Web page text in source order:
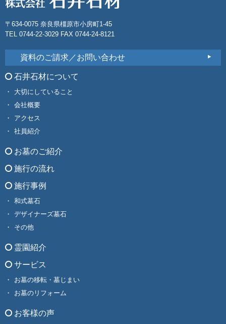
〒634-0075 奈良県橿原市小房町1-45
TEL 0744-22-3029 FAX 0744-24-8121
資料のご請求／お問い合わせ
石井石材について
大切にしていること
会社概要
アクセス
社員紹介
お墓のご紹介
施行の流れ
施行事例
和式墓石
デザイナーズ墓石
その他
霊園紹介
サービス
お墓の移転・墓じまい
お墓のリフォーム
お客様の声